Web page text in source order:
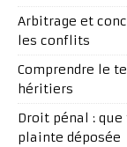
Arbitrage et
les conflits
Comprendre le
héritiers
Droit pénal :
plainte déposée